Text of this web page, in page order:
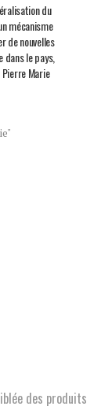
du
mécanisme
de nouvelles
dans le pays,
Pierre Marie
des produits